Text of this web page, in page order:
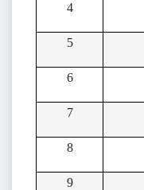
4
5
6
7
8
9